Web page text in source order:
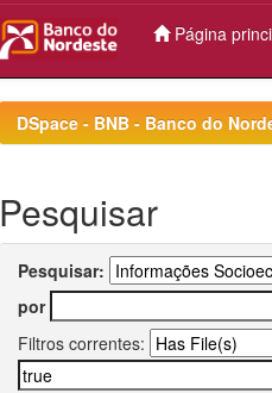
Página
DSpace - BNB - Banco do
Pesquisar
Pesquisar:
por
Filtros correntes: